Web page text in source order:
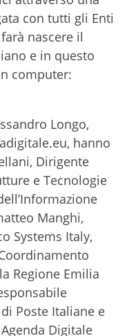
con tutti gli Enti
nascere il
e in questo
computer:
Longo,
hanno
Dirigente
e Tecnologie
Manghi,
Systems Italy,
Regione Emilia
Poste Italiane e
Digitale